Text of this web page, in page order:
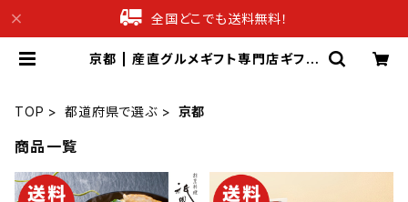
全国どこでも送料無料！
京都 | 産直グルメギフト専門店ギフチ
TOP 都道府県で選ぶ 京都
商品一覧